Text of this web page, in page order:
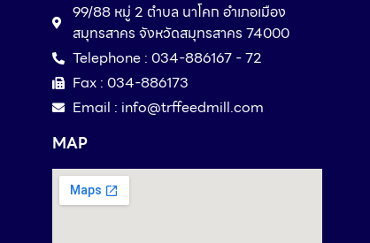
99/88 หมู่ 2 ตำบล นาโคก อำเภอเมือง
สมุทรสาคร จังหวัดสมุทรสาคร 74000
Telephone : 034-886167 - 72
Fax : 034-886173
Email : info@trffeedmill.com
MAP